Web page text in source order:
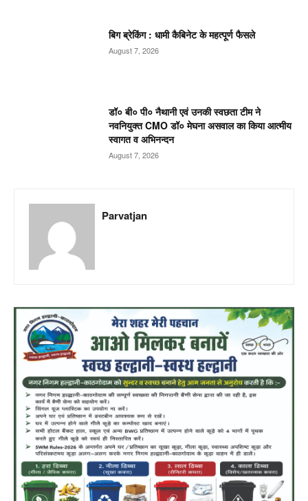
बिग ब्रेकिंग : धामी कैबिनेट के महत्पूर्ण फैसले
August 7, 2026
डॉ० बी० पी० नैथानी एवं उनकी स्वछता टीम ने
नवनियुक्त CMO डॉ० मेघना असवाल का किया आत्मीय
स्वागत व अभिनन्दन
August 7, 2026
Parvatjan